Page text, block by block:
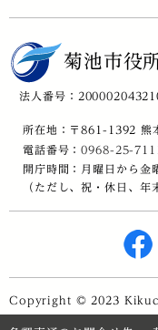
菊池市役
法人番号：
所在地：〒861-1392 熊
電話番号：0968-25-
開庁時間：月曜日から金
（ただし、祝・休日、
Copyright © 2023